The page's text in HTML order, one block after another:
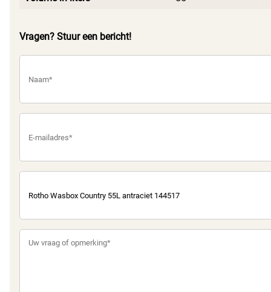
Vragen? Stuur een bericht!